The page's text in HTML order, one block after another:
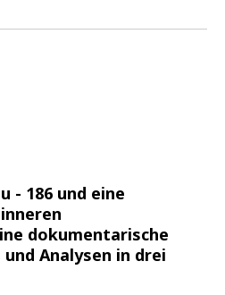
- 186 und eine
dokumentarische
Analysen in drei